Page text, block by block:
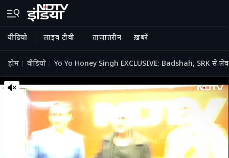
वीडियो लाइव टीवी ताज़ातरीन ख़बरें
होम वीडियो Yo Yo Honey Singh EXCLUSIVE: Badshah, SRK से